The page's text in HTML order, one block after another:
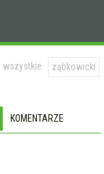
wszystkie ząbkowicki
KOMENTARZE